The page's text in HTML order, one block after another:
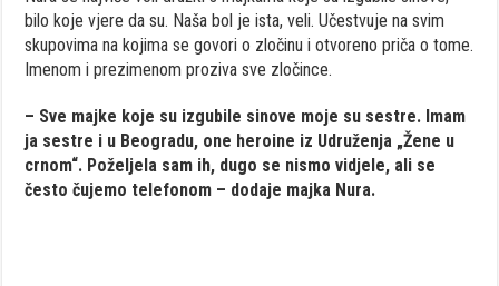
bilo koje vjere da su. Naša bol je ista, veli. Učestvuje na svim
skupovima na kojima se govori o zločinu i otvoreno priča o tome.
Imenom i prezimenom proziva sve zločince.
– Sve majke koje su izgubile sinove moje su sestre. Imam
ja sestre i u Beogradu, one heroine iz Udruženja „Žene u
crnom“. Poželjela sam ih, dugo se nismo vidjele, ali se
često čujemo telefonom – dodaje majka Nura.